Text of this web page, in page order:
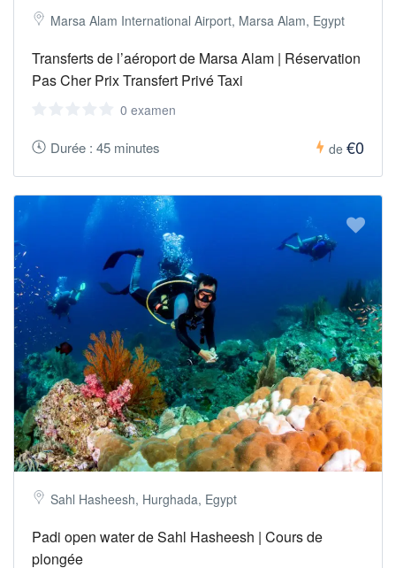
Marsa Alam International Airport, Marsa Alam, Egypt
Transferts de l’aéroport de Marsa Alam | Réservation
Pas Cher Prix Transfert Privé Taxi
0 examen
Durée : 45 minutes de €0
Sahl Hasheesh, Hurghada, Egypt
Padi open water de Sahl Hasheesh | Cours de
plongée